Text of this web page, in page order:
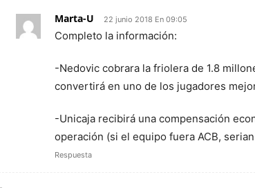
Marta-U 22 junio 2018 En 09:05
Completo la información:
-Nedovic cobrara la friolera de 1.8
convertirá en uno de los jugadores
-Unicaja recibirá una compensación
operación (si el equipo fuera ACB,
Respuesta